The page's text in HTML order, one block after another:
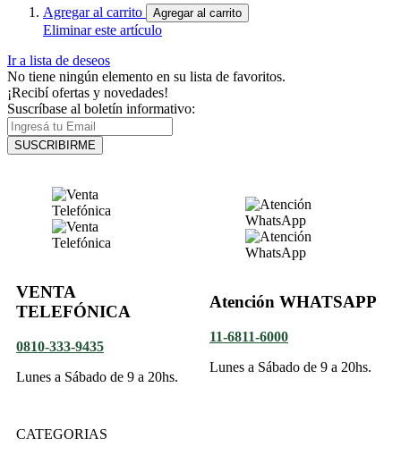
Agregar al carrito Agregar al carrito
Eliminar este artículo
Ir a lista de deseos
No tiene ningún elemento en su lista de favoritos.
¡Recibí ofertas y novedades!
Suscríbase al boletín informativo:
SUSCRIBIRME
VENTA
TELEFÓNICA
0810-333-9435
Lunes a Sábado de 9 a 20hs.
Atención WHATSAPP
11-6811-6000
Lunes a Sábado de 9 a 20hs.
CATEGORIAS